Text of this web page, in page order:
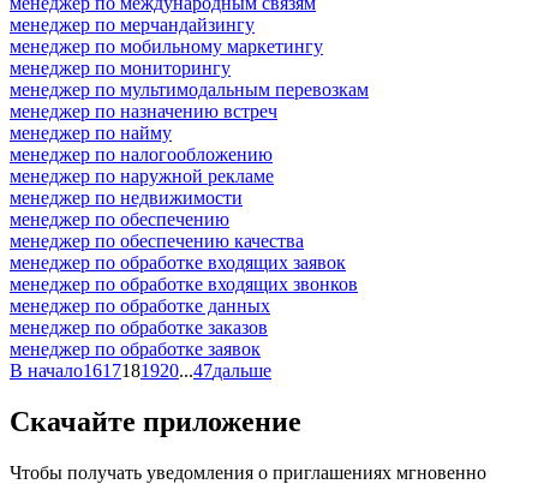
менеджер по мерчандайзингу
менеджер по мобильному маркетингу
менеджер по мониторингу
менеджер по мультимодальным перевозкам
менеджер по назначению встреч
менеджер по найму
менеджер по налогообложению
менеджер по наружной рекламе
менеджер по недвижимости
менеджер по обеспечению
менеджер по обеспечению качества
менеджер по обработке входящих заявок
менеджер по обработке входящих звонков
менеджер по обработке данных
менеджер по обработке заказов
менеджер по обработке заявок
В начало1617181920...47дальше
Скачайте приложение
Чтобы получать уведомления о приглашениях мгновенно